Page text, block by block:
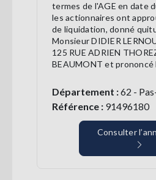
termes de l'AGE en date
les actionnaires ont
de liquidation, donné
Monsieur DIDIER
125 RUE ADRIEN
BEAUMONT et prononcé
Département :62 -
Référence : 91496180
Consulter